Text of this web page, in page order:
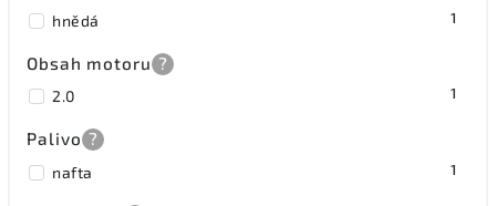
hnědá 1
Obsah motoru ?
2.0 1
Palivo ?
nafta 1